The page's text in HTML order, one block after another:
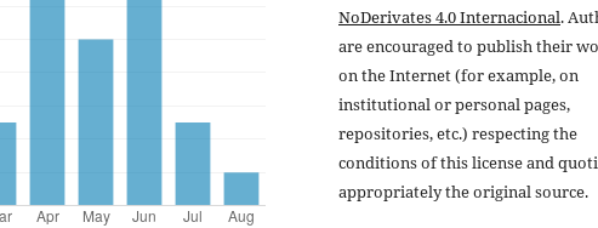
NoDerivates 4.0 Internacional.
are encouraged to publish their
on the Internet (for example, on
institutional or personal pages,
repositories, etc.) respecting the
conditions of this license and
appropriately the original source.